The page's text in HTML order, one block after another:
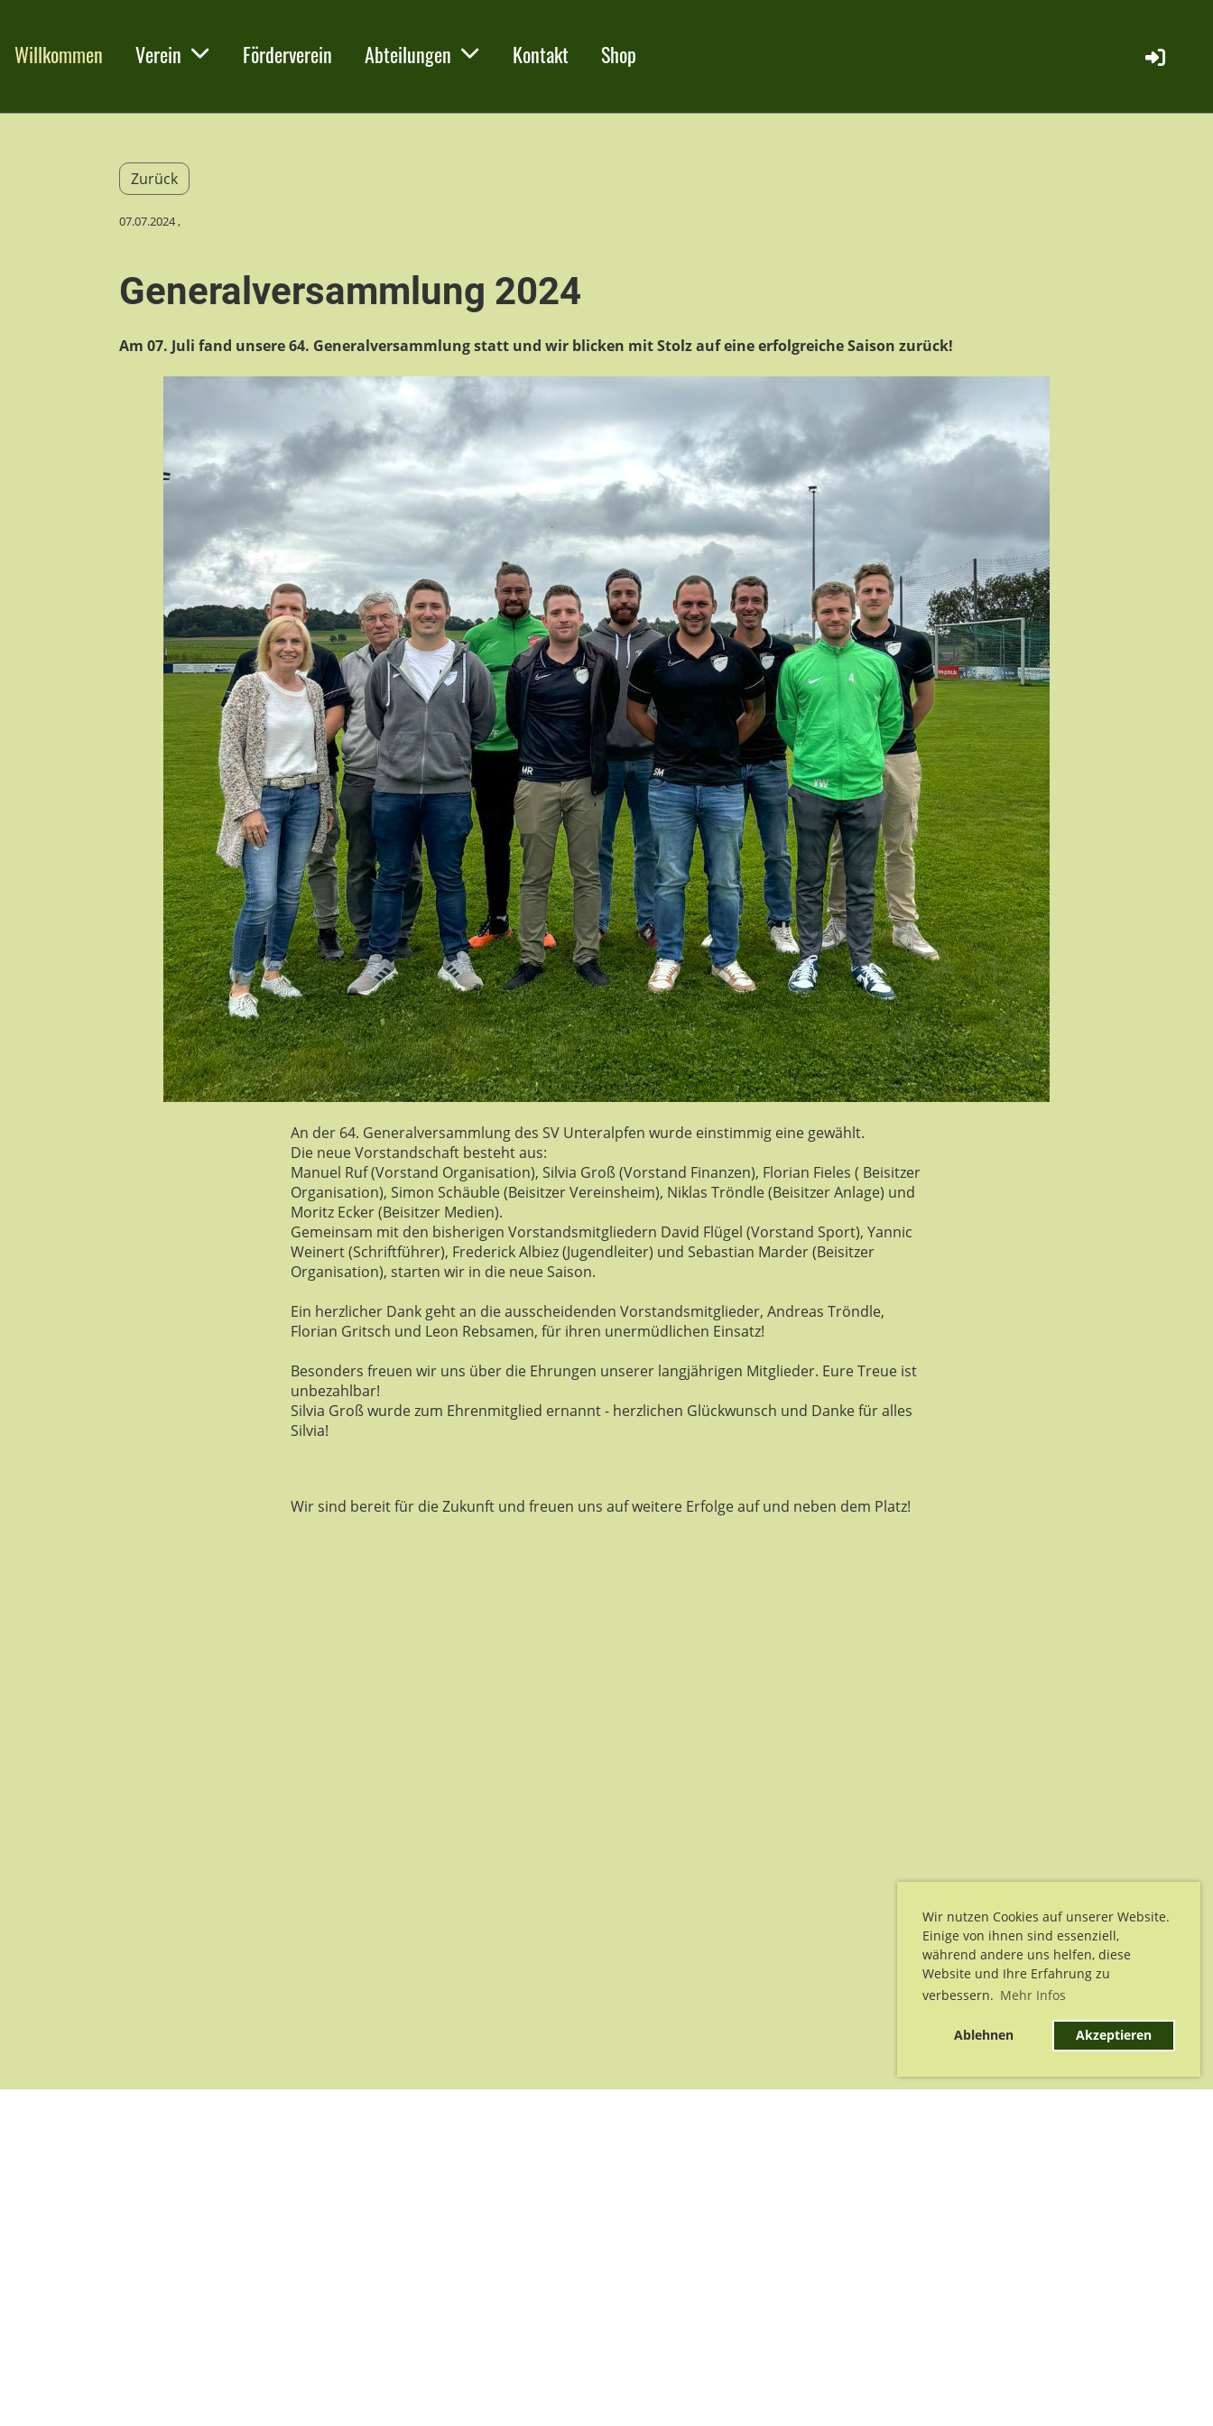
Wir nutzen Cookies auf unserer Website.
Einige von ihnen sind essenziell,
während andere uns helfen, diese
Website und Ihre Erfahrung zu
verbessern. Mehr Infos
Ablehnen Akzeptieren
Willkommen Verein Förderverein Abteilungen Kontakt Shop
Zurück
07.07.2024,
Generalversammlung 2024
Am 07. Juli fand unsere 64. Generalversammlung statt und wir blicken mit Stolz auf eine erfolgreiche Saison zurück!
An der 64. Generalversammlung des SV Unteralpfen wurde einstimmig eine gewählt.
Die neue Vorstandschaft besteht aus:
Manuel Ruf (Vorstand Organisation), Silvia Groß (Vorstand Finanzen), Florian Fieles ( Beisitzer
Organisation), Simon Schäuble (Beisitzer Vereinsheim), Niklas Tröndle (Beisitzer Anlage) und
Moritz Ecker (Beisitzer Medien).
Gemeinsam mit den bisherigen Vorstandsmitgliedern David Flügel (Vorstand Sport), Yannic
Weinert (Schriftführer), Frederick Albiez (Jugendleiter) und Sebastian Marder (Beisitzer
Organisation), starten wir in die neue Saison.
Ein herzlicher Dank geht an die ausscheidenden Vorstandsmitglieder, Andreas Tröndle,
Florian Gritsch und Leon Rebsamen, für ihren unermüdlichen Einsatz!
Besonders freuen wir uns über die Ehrungen unserer langjährigen Mitglieder. Eure Treue ist
unbezahlbar!
Silvia Groß wurde zum Ehrenmitglied ernannt - herzlichen Glückwunsch und Danke für alles
Silvia!
Wir sind bereit für die Zukunft und freuen uns auf weitere Erfolge auf und neben dem Platz!